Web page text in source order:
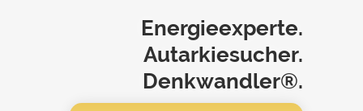
Energieexperte.
Autarkiesucher.
Denkwandler®.